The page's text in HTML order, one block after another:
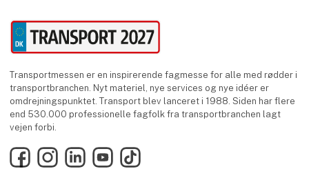
Transportmessen er en inspirerende fagmesse for alle med rødder i
transportbranchen. Nyt materiel, nye services og nye idéer er
omdrejningspunktet. Transport blev lanceret i 1988. Siden har flere
end 530.000 professionelle fagfolk fra transportbranchen lagt
vejen forbi.
FacebookInstagramLinkedInYouTubeTikTok